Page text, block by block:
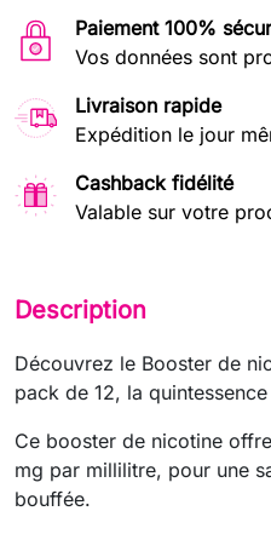
Paiement 100%
Vos données sont
Livraison rapide
Expédition le jour
Cashback fidélité
Valable sur votre
Description
Découvrez le Booster de
pack de 12, la
Ce booster de nicotine
mg par millilitre, pour une
bouffée.